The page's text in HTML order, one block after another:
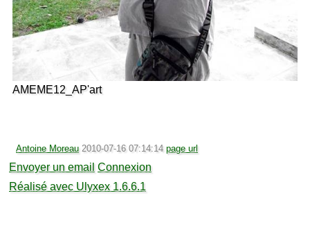
AMEME12_AP'art
Antoine Moreau 2010-07-16 07:14:14 page url
Envoyer un email Connexion
Réalisé avec Ulyxex 1.6.6.1